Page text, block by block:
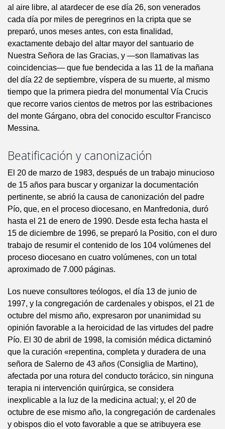
al aire libre, al atardecer de ese día 26, son venerados
cada día por miles de peregrinos en la cripta que se
preparó, unos meses antes, con esta finalidad,
exactamente debajo del altar mayor del santuario de
Nuestra Señora de las Gracias, y —son llamativas las
coincidencias— que fue bendecida a las 11 de la mañana
del día 22 de septiembre, víspera de su muerte, al mismo
tiempo que la primera piedra del monumental Vía Crucis
que recorre varios cientos de metros por las estribaciones
del monte Gárgano, obra del conocido escultor Francisco
Messina.
Beatificación y canonización
El 20 de marzo de 1983, después de un trabajo minucioso
de 15 años para buscar y organizar la documentación
pertinente, se abrió la causa de canonización del padre
Pío, que, en el proceso diocesano, en Manfredonia, duró
hasta el 21 de enero de 1990. Desde esta fecha hasta el
15 de diciembre de 1996, se preparó la Positio, con el duro
trabajo de resumir el contenido de los 104 volúmenes del
proceso diocesano en cuatro volúmenes, con un total
aproximado de 7.000 páginas.
Los nueve consultores teólogos, el día 13 de junio de
1997, y la congregación de cardenales y obispos, el 21 de
octubre del mismo año, expresaron por unanimidad su
opinión favorable a la heroicidad de las virtudes del padre
Pío. El 30 de abril de 1998, la comisión médica dictaminó
que la curación «repentina, completa y duradera de una
señora de Salerno de 43 años (Consiglia de Martino),
afectada por una rotura del conducto torácico, sin ninguna
terapia ni intervención quirúrgica, se considera
inexplicable a la luz de la medicina actual; y, el 20 de
octubre de ese mismo año, la congregación de cardenales
y obispos dio el voto favorable a que se atribuyera ese